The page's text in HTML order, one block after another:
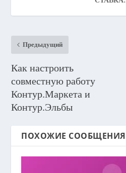
Предыдущий
Как настроить
совместную работу
Контур.Маркета и
Контур.Эльбы
ПОХОЖИЕ СООБЩЕНИЯ